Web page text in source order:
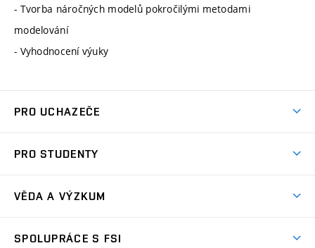
- Tvorba náročných modelů pokročilými metodami
modelování
- Vyhodnocení výuky
PRO UCHAZEČE
Ambasadoři studia
Zápisy
PRO STUDENTY
Studijní předpisy
VĚDA A VÝZKUM
SPOLUPRÁCE S FSI